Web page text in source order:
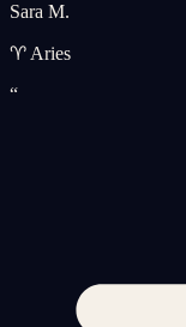
Sara M.
♈ Aries
“